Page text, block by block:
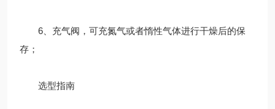
6、充气阀，可充氮气或者惰性气体进行干燥后的保
存；
选型指南